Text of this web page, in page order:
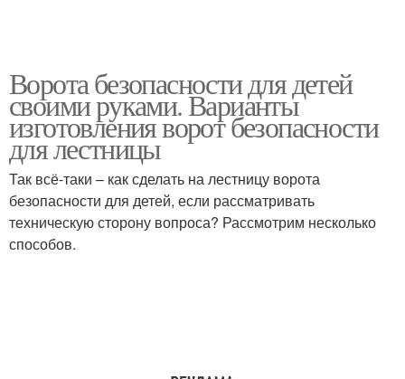
Ворота безопасности для детей
своими руками. Варианты
изготовления ворот безопасности
для лестницы
Так всё-таки – как сделать на лестницу ворота
безопасности для детей, если рассматривать
техническую сторону вопроса? Рассмотрим несколько
способов.